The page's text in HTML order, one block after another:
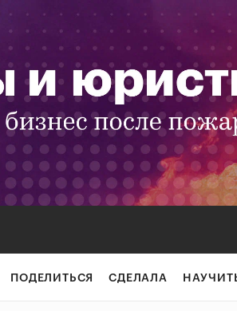
ПОДЕЛИТЬСЯ СДЕЛАЛА